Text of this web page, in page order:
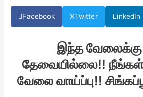
Facebook XTwitter LinkedIn
இந்த வேலைக்கு
தேவையில்லை!! நீங்கள்
வேலை வாய்ப்பு!!